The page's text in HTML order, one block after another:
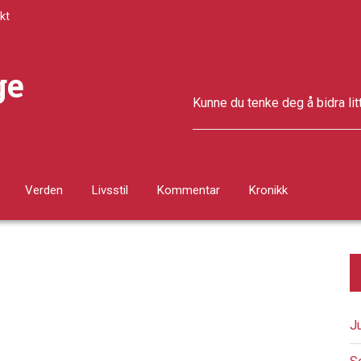
Kunne du tenke deg å bidra
Verden Livsstil Kommentar Kronikk